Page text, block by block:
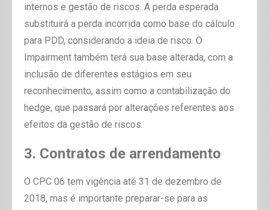
internos e gestão de riscos. A perda esperada
substituirá a perda incorrida como base do cálculo
para PDD, considerando a ideia de risco. O
Impairment também terá sua base alterada, com a
inclusão de diferentes estágios em seu
reconhecimento, assim como a contabilização do
hedge, que passará por alterações referentes aos
efeitos da gestão de riscos.
3. Contratos de arrendamento
O CPC 06 tem vigência até 31 de dezembro de
2018, mas é importante preparar-se para as